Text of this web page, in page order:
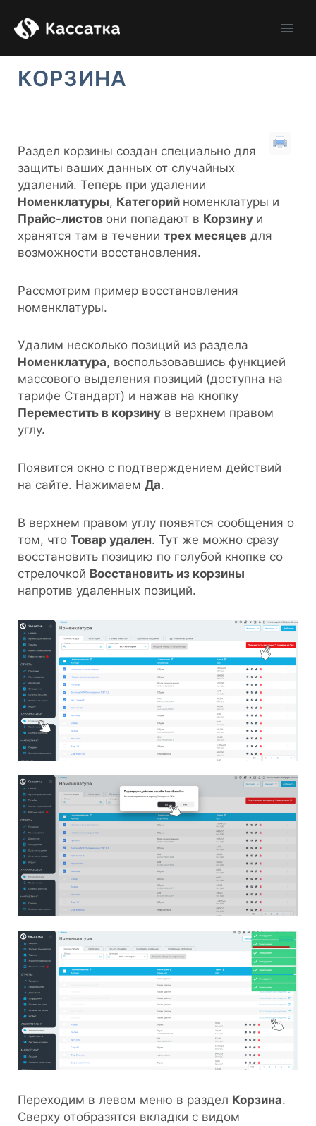
содержимому
КОРЗИНА
Раздел корзины создан специально для
защиты ваших данных от случайных
удалений. Теперь при удалении
Номенклатуры, Категорий номенклатуры и
Прайс-листов они попадают в Корзину и
хранятся там в течении трех месяцев для
возможности восстановления.
Рассмотрим пример восстановления
номенклатуры.
Удалим несколько позиций из раздела
Номенклатура, воспользовавшись функцией
массового выделения позиций (доступна на
тарифе Стандарт) и нажав на кнопку
Переместить в корзину в верхнем правом
углу.
Появится окно с подтверждением действий
на сайте. Нажимаем Да.
В верхнем правом углу появятся сообщения о
том, что Товар удален. Тут же можно сразу
восстановить позицию по голубой кнопке со
стрелочкой Восстановить из корзины
напротив удаленных позиций.
Переходим в левом меню в раздел Корзина.
Сверху отобразятся вкладки с видом